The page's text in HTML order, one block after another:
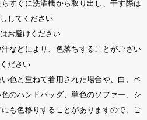
らすぐに洗濯機から取り出し、干す際は
してください
お避けください
汗などにより、色落ちすることがござい
ださい
い色と重ねて着用された場合や、白、ベ
のハンドバッグ、単色のソファー、シ
も色移りすることがありますので、ご